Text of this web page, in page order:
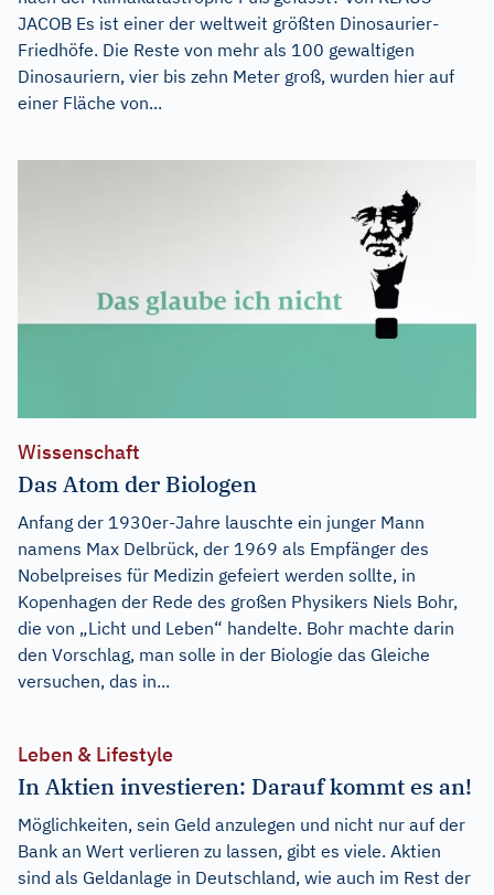
JACOB Es ist einer der weltweit größten Dinosaurier-
Friedhöfe. Die Reste von mehr als 100 gewaltigen
Dinosauriern, vier bis zehn Meter groß, wurden hier auf
einer Fläche von...
Wissenschaft
Das Atom der Biologen
Anfang der 1930er-Jahre lauschte ein junger Mann
namens Max Delbrück, der 1969 als Empfänger des
Nobelpreises für Medizin gefeiert werden sollte, in
Kopenhagen der Rede des großen Physikers Niels Bohr,
die von „Licht und Leben“ handelte. Bohr machte darin
den Vorschlag, man solle in der Biologie das Gleiche
versuchen, das in...
Leben & Lifestyle
In Aktien investieren: Darauf kommt es an!
Möglichkeiten, sein Geld anzulegen und nicht nur auf der
Bank an Wert verlieren zu lassen, gibt es viele. Aktien
sind als Geldanlage in Deutschland, wie auch im Rest der